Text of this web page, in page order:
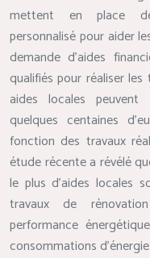
mettent en place
personnalisé pour aider
demande d’aides
qualifiés pour réaliser
aides locales peuvent
quelques centaines
fonction des travaux
étude récente a révélé
le plus d’aides locales
travaux de
performance
consommations d’énergie.